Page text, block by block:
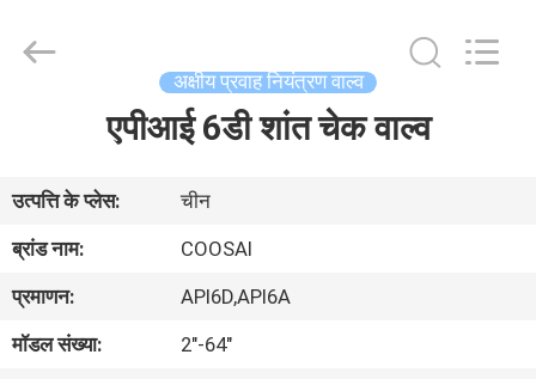
उत्पाद
हमारे
बारे
group.
अक्षीय प्रवाह नियंत्रण वाल्व
एपीआई 6डी शांत चेक वाल्व
उत्पत्ति के प्लेस:
चीन
ब्रांड नाम:
COOSAI
प्रमाणन:
API6D,API6A
मॉडल संख्या:
2"-64"